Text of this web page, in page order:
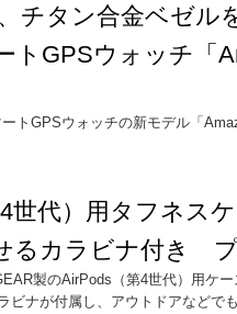
チタン合金ベゼル
トGPSウォッチ「
トGPSウォッチの新モデル「
世代）用タフネス
るカラビナ付き
製のAirPods（第4世代）用ケ
ビナが付属し、アウトドアなどで